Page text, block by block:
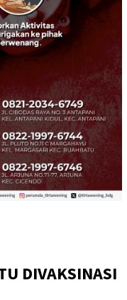
DIVAKSINASI